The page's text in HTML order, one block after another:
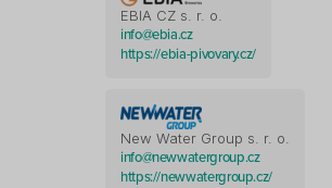
EBIA CZ s. r. o.
info@ebia.cz
https://ebia-pivovary.cz/
New Water Group s. r. o.
info@newwatergroup.cz
https://newwatergroup.cz/